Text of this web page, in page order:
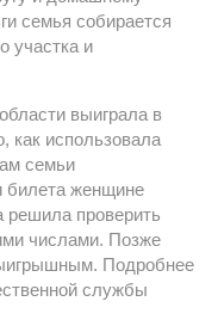
семья собирается
участка и
выиграла в
как использовала
семьи
билета женщине
проверить
числами. Позже
Подробнее
службы